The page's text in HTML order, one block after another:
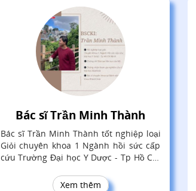
Bác sĩ Trần Minh Thành
Bác sĩ Trần Minh Thành tốt nghiệp loại
Giỏi chuyên khoa 1 Ngành hồi sức cấp
cứu Trường Đại học Y Dược - Tp Hồ Chí
Xem thêm